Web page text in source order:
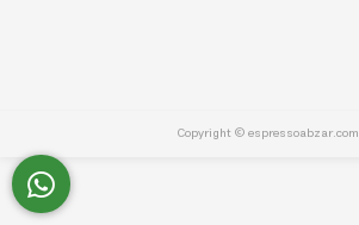
Copyright © espressoabzar.com